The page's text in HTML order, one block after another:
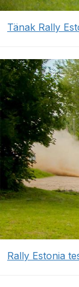
Tänak Rally
Rally Estonia